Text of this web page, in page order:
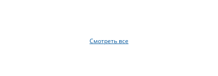
Смотреть все